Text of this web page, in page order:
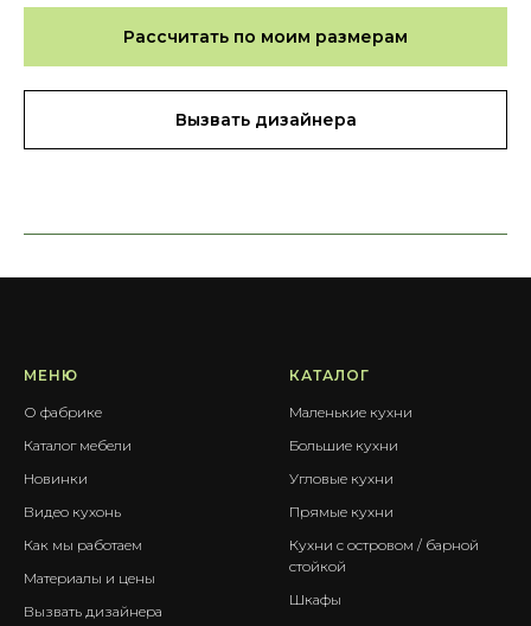
Рассчитать по моим размерам
Вызвать дизайнера
МЕНЮ
О фабрике
Каталог мебели
Новинки
Видео кухонь
Как мы работаем
Материалы и цены
Вызвать дизайнера
КАТАЛОГ
Маленькие кухни
Большие кухни
Угловые кухни
Прямые кухни
Кухни с островом / барной
стойкой
Шкафы